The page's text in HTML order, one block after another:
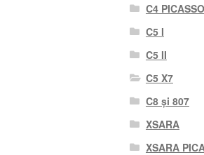
C4 PICASSO
C5 I
C5 II
C5 X7
C8 și 807
XSARA
XSARA